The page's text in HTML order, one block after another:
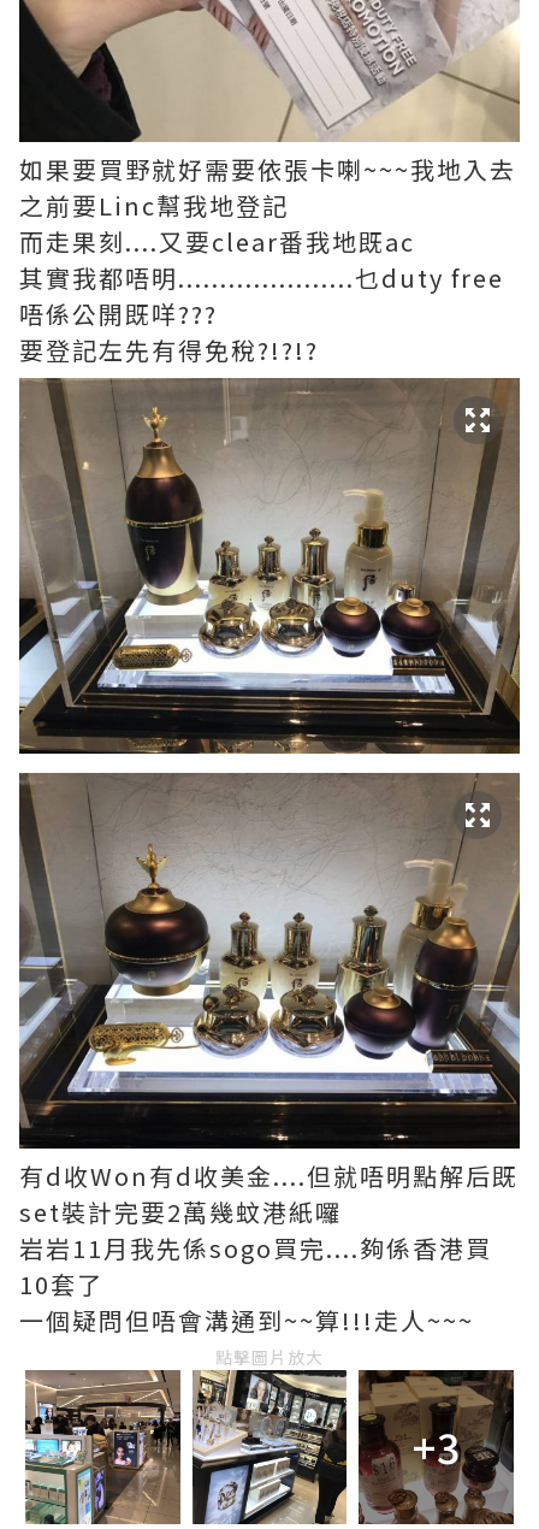
如果要買野就好需要依張卡喇~~~我地入去
之前要Linc幫我地登記
而走果刻....又要clear番我地既ac
其實我都唔明.....................乜duty free
唔係公開既咩???
要登記左先有得免稅?!?!?
有d收Won有d收美金....但就唔明點解后既
set裝計完要2萬幾蚊港紙囉
岩岩11月我先係sogo買完....夠係香港買
10套了
一個疑問但唔會溝通到~~算!!!走人~~~
點擊圖片放大
+3